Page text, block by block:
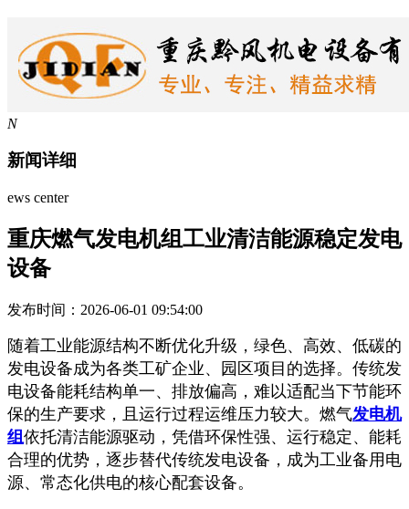
N
新闻详细
ews center
重庆燃气发电机组工业清洁能源稳定发电
设备
发布时间：2026-06-01 09:54:00
随着工业能源结构不断优化升级，绿色、高效、低碳的
发电设备成为各类工矿企业、园区项目的选择。传统发
电设备能耗结构单一、排放偏高，难以适配当下节能环
保的生产要求，且运行过程运维压力较大。燃气发电机
组 依托清洁能源驱动，凭借环保性强、运行稳定、能耗
合理的优势，逐步替代传统发电设备，成为工业备用电
源、常态化供电的核心配套设备。